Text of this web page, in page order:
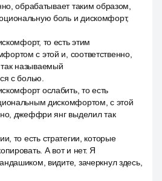
обрабатывает таким образом,
боль и дискомфорт,
то есть этим
с этой и, соответственно,
называемый
с болью.
ослабить, то есть
дискомфортом, с этой
джеффри янг выделил так
то есть стратегии, которые
А вот и нет. Я
видите, зачеркнул здесь,